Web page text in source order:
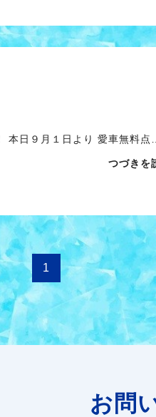
日９月１日より 愛車無料点…
つづきを
1
お問